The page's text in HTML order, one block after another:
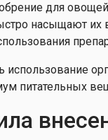
для
насыщают
питательных